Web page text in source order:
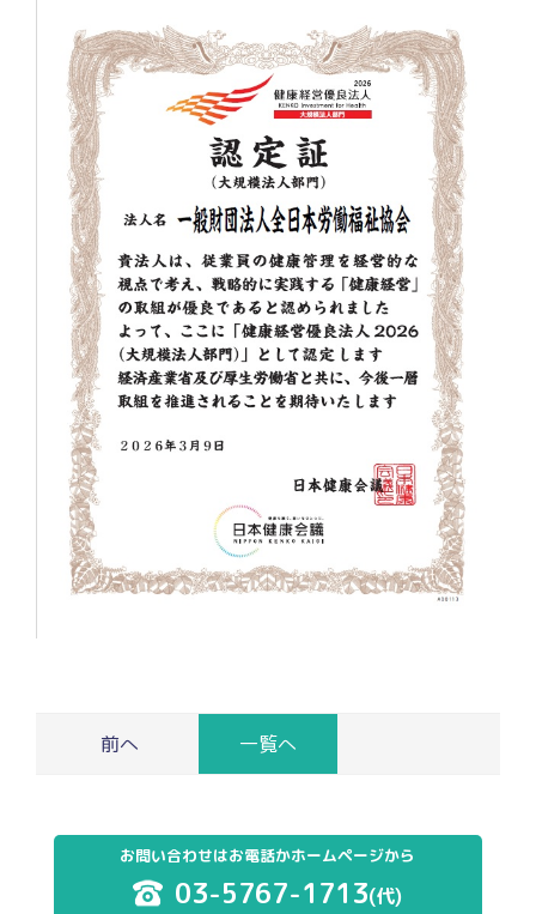
一覧へ
お問い合わせはお電話かホームページから
03-5767-1713(代)